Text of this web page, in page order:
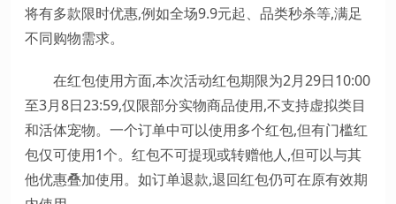
将有多款限时优惠,例如全场9.9元起、品类秒杀等,满足
不同购物需求。
在红包使用方面,本次活动红包期限为2月29日10:00
至3月8日23:59,仅限部分实物商品使用,不支持虚拟类目
和活体宠物。一个订单中可以使用多个红包,但有门槛红
包仅可使用1个。红包不可提现或转赠他人,但可以与其
他优惠叠加使用。如订单退款,退回红包仍可在原有效期